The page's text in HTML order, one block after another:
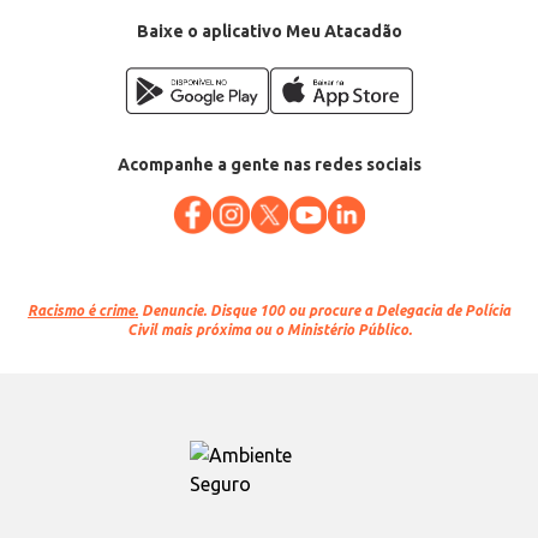
Baixe o aplicativo Meu Atacadão
Acompanhe a gente nas redes sociais
Racismo é crime. Denuncie. Disque 100 ou procure a Delegacia de Polícia
Civil mais próxima ou o Ministério Público.